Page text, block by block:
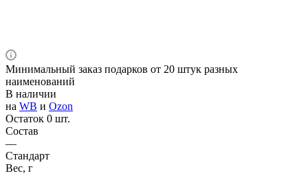
Минимальный заказ подарков от 20 штук разных
наименований
В наличии
на WB и Ozon
Остаток 0 шт.
Состав
—
Стандарт
Вес, г